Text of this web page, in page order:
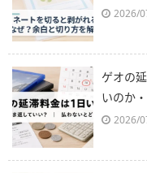
2026/
ゲオの
いのか
2026/